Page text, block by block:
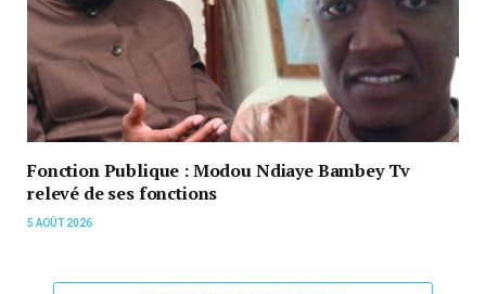
Fonction Publique : Modou Ndiaye Bambey Tv
relevé de ses fonctions
5 AOÛT 2026